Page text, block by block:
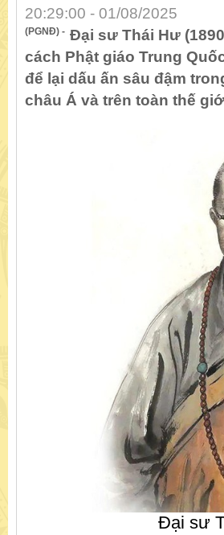
20:29:00 - 01/08/2025
(PGNĐ) - Đại sư Thái Hư
cách Phật giáo Trung
để lại dấu ấn sâu đậm
châu Á và trên toàn thế
Đại sư